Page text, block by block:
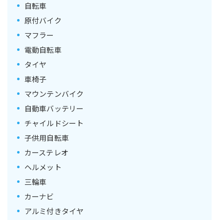
自転車
原付バイク
マフラー
電動自転車
タイヤ
車椅子
マウンテンバイク
自動車バッテリー
チャイルドシート
子供用自転車
カーステレオ
ヘルメット
三輪車
カーナビ
アルミ付きタイヤ